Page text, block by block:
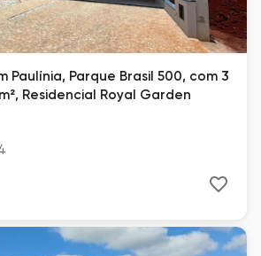
Paulínia, Parque Brasil 500, com 3
Residencial Royal Garden